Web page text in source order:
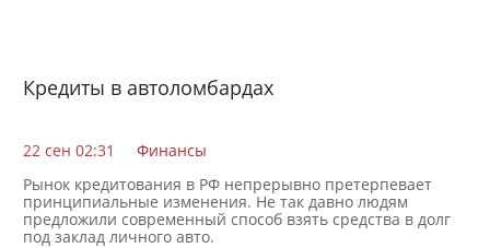
Кредиты в автоломбардах
22 сен 02:31
Финансы
Рынок кредитования в РФ непрерывно претерпевает
принципиальные изменения. Не так давно людям
предложили современный способ взять средства в долг
под заклад личного авто.